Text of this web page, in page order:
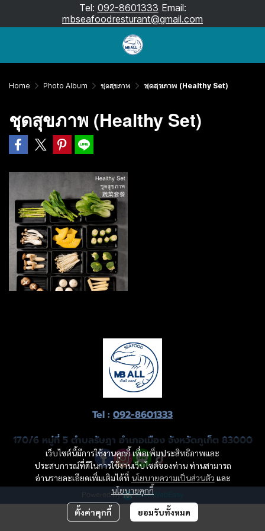
Tel: 092-8601333 Email:
mbseafoodresturant@gmail.com
Home Photo Album ชุดสุขภาพ ชุดสุขภาพ (Healthy Set)
ชุดสุขภาพ (Healthy Set)
เว็บไซต์นี้มีการใช้งานคุกกี้ เพื่อเพิ่มประสิทธิภาพและ
ประสบการณ์ที่ดีในการใช้งานเว็บไซต์ของท่าน ท่านสามารถ
อ่านรายละเอียดเพิ่มเติมได้ที่ นโยบายความเป็นส่วนตัว และ
นโยบายคุกกี้
ตั้งค่าคุกกี้ ยอมรับทั้งหมด
Tel : 092-8601333
170/6 หมู่ที่ 5 ตำบลรัษฎา อำเภอเมือง จังหวัดภูเก็ต 83000
Powered By MakeWebEasy